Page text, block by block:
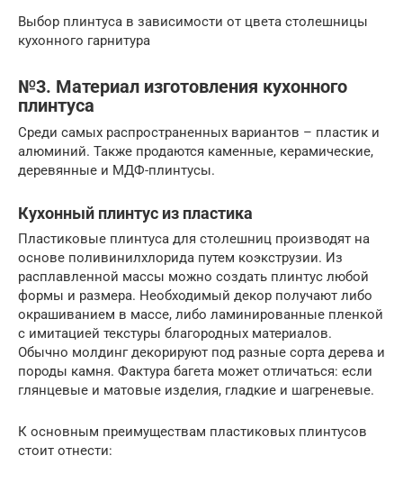
Выбор плинтуса в зависимости от цвета столешницы
кухонного гарнитура
№3. Материал изготовления кухонного
плинтуса
Среди самых распространенных вариантов – пластик и
алюминий. Также продаются каменные, керамические,
деревянные и МДФ-плинтусы.
Кухонный плинтус из пластика
Пластиковые плинтуса для столешниц производят на
основе поливинилхлорида путем коэкструзии. Из
расплавленной массы можно создать плинтус любой
формы и размера. Необходимый декор получают либо
окрашиванием в массе, либо ламинированные пленкой
с имитацией текстуры благородных материалов.
Обычно молдинг декорируют под разные сорта дерева и
породы камня. Фактура багета может отличаться: если
глянцевые и матовые изделия, гладкие и шагреневые.
К основным преимуществам пластиковых плинтусов
стоит отнести: